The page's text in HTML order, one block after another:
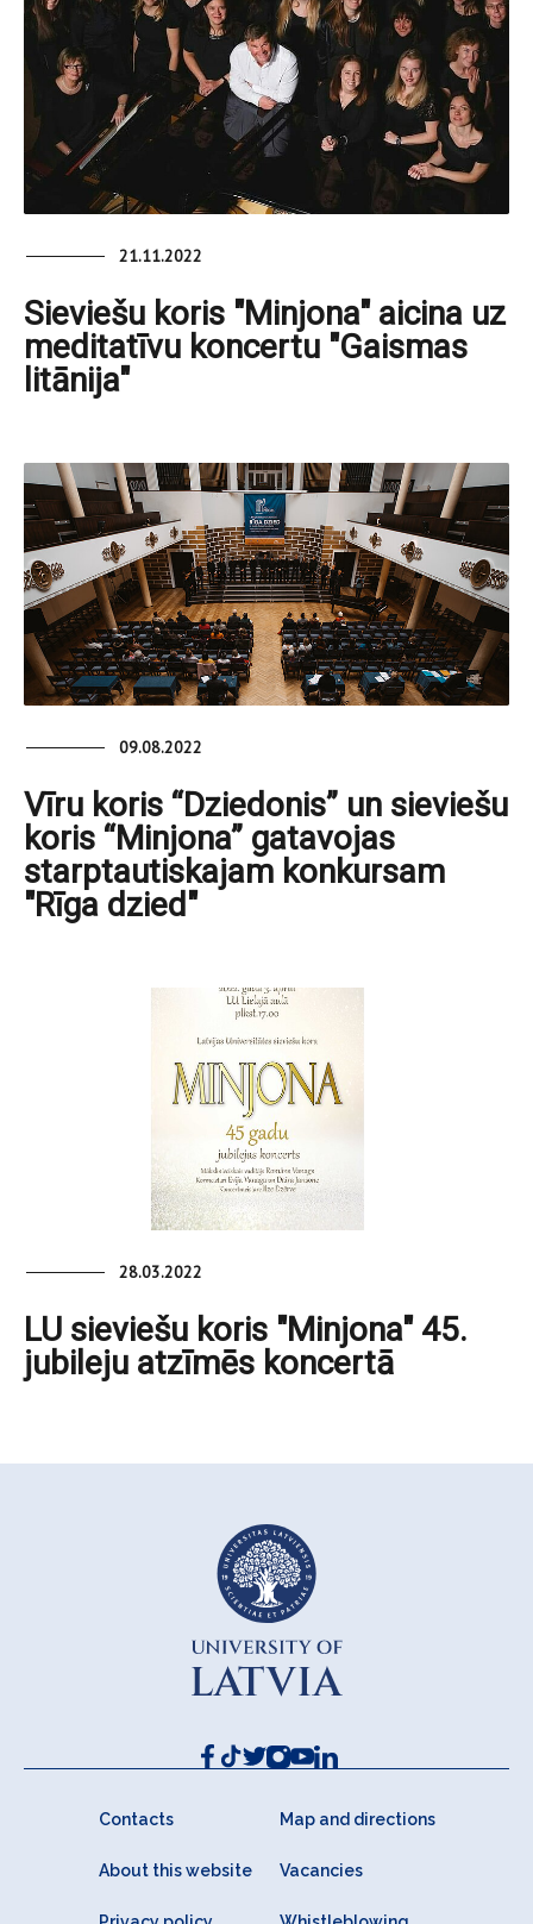
21.11.2022
Sieviešu koris "Minjona" aicina uz
meditatīvu koncertu "Gaismas
litānija"
09.08.2022
Vīru koris “Dziedonis” un sieviešu
koris “Minjona” gatavojas
starptautiskajam konkursam
"Rīga dzied"
28.03.2022
LU sieviešu koris "Minjona" 45.
jubileju atzīmēs koncertā
Contacts Map and directions
About this website Vacancies